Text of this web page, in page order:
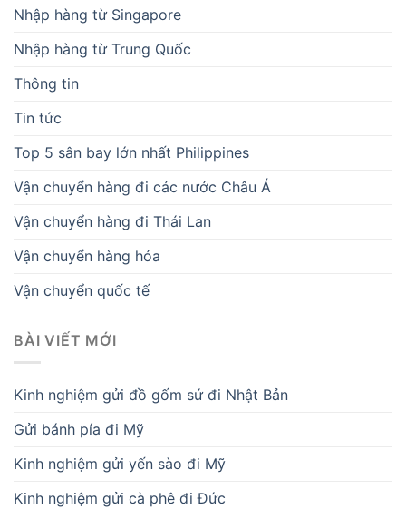
Nhập hàng từ Singapore
Nhập hàng từ Trung Quốc
Thông tin
Tin tức
Top 5 sân bay lớn nhất Philippines
Vận chuyển hàng đi các nước Châu Á
Vận chuyển hàng đi Thái Lan
Vận chuyển hàng hóa
Vận chuyển quốc tế
BÀI VIẾT MỚI
Kinh nghiệm gửi đồ gốm sứ đi Nhật Bản
Gửi bánh pía đi Mỹ
Kinh nghiệm gửi yến sào đi Mỹ
Kinh nghiệm gửi cà phê đi Đức